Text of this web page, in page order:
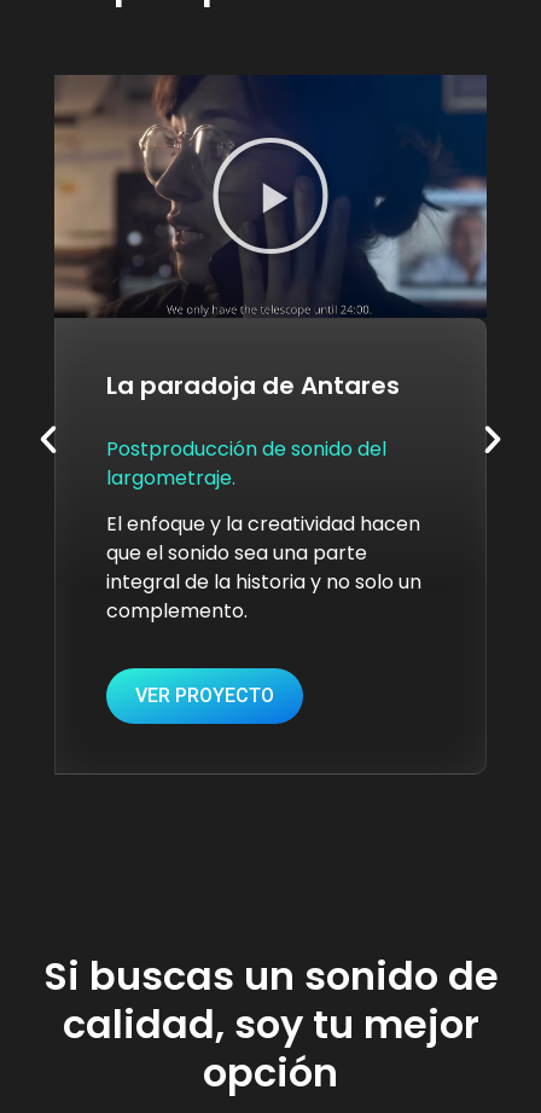
La paradoja de Antares
Postproducción de sonido del
largometraje.
El enfoque y la creatividad hacen
que el sonido sea una parte
integral de la historia y no solo un
complemento.
VER PROYECTO
Si buscas un sonido de
calidad, soy tu mejor
opción